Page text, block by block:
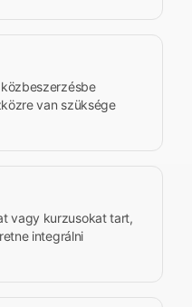
van szüksége
vagy kurzusokat tart,
integrálni